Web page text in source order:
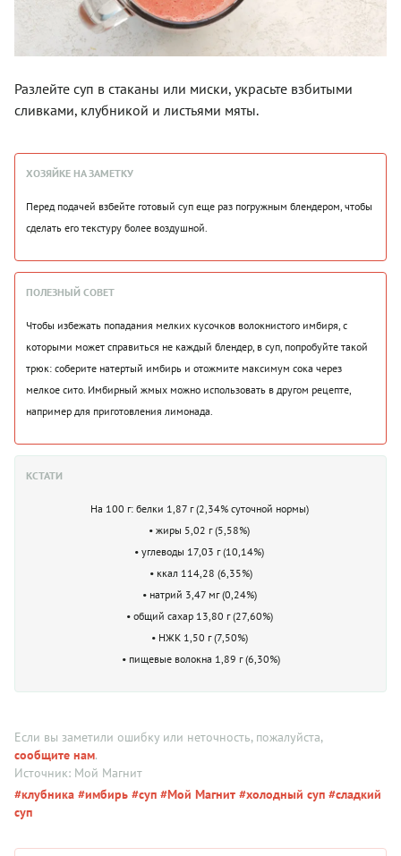
Разлейте суп в стаканы или миски, украсьте взбитыми
сливками, клубникой и листьями мяты.
ХОЗЯЙКЕ НА ЗАМЕТКУ
Перед подачей взбейте готовый суп еще раз погружным блендером, чтобы
сделать его текстуру более воздушной.
ПОЛЕЗНЫЙ СОВЕТ
Чтобы избежать попадания мелких кусочков волокнистого имбиря, с
которыми может справиться не каждый блендер, в суп, попробуйте такой
трюк: соберите натертый имбирь и отожмите максимум сока через
мелкое сито. Имбирный жмых можно использовать в другом рецепте,
например для приготовления лимонада.
КСТАТИ
На 100 г: белки 1,87 г (2,34% суточной нормы)
• жиры 5,02 г (5,58%)
• углеводы 17,03 г (10,14%)
• ккал 114,28 (6,35%)
• натрий 3,47 мг (0,24%)
• общий сахар 13,80 г (27,60%)
• НЖК 1,50 г (7,50%)
• пищевые волокна 1,89 г (6,30%)
Если вы заметили ошибку или неточность, пожалуйста,
сообщите нам.
Источник: Мой Магнит
#клубника #имбирь #суп #Мой Магнит #холодный суп #сладкий
суп